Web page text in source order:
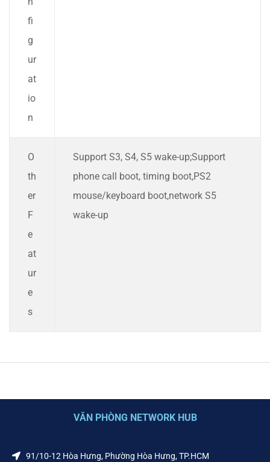
fi
g
ur
at
io
n
O
th
er
F
e
at
ur
e
s
Support S3, S4, S5 wake-up;Support
phone call boot, timing boot,PS2
mouse/keyboard boot,network S5
wake-up
VĂN PHÒNG NETWORK HUB
91/10-12 Hòa Hưng, Phường Hòa Hưng, TP.HCM